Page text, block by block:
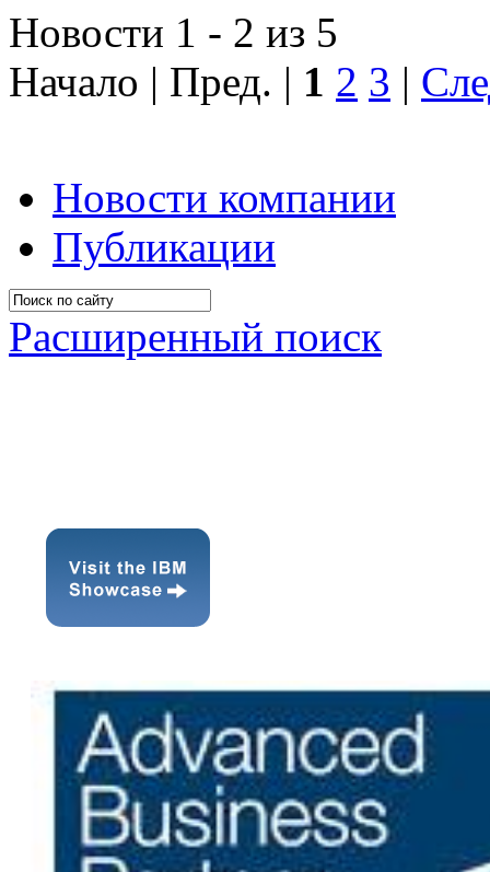
Новости 1 - 2 из 5
Начало | Пред. | 1 2 3 |
Новости компании
Публикации
Расширенный поиск